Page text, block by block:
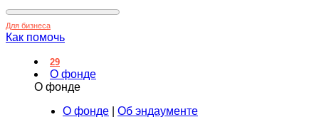
Для бизнеса
Как помочь
29
О фонде
О фонде
О фонде
Об эндаументе